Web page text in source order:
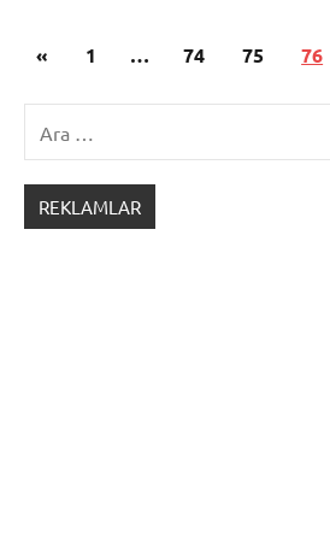
Yazı
«Önceki
1 … 74 75 76
REKLAMLAR